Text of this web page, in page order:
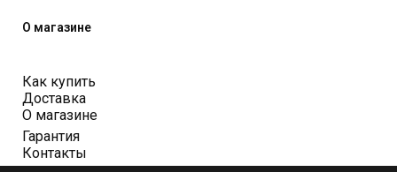
О магазине
Как купить
Доставка
О магазине
Гарантия
Контакты